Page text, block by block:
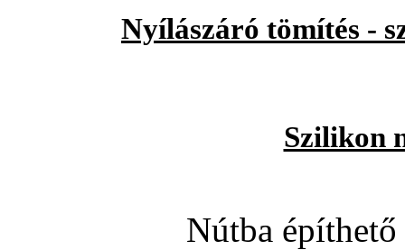
Nyílászáró tömítés -
Szilikon
Nútba